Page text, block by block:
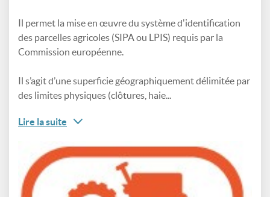
Il permet la mise en œuvre du système d'identification
des parcelles agricoles (SIPA ou LPIS) requis par la
Commission européenne.
Il s’agit d’une superficie géographiquement délimitée par
des limites physiques (clôtures, haie...
Lire la suite